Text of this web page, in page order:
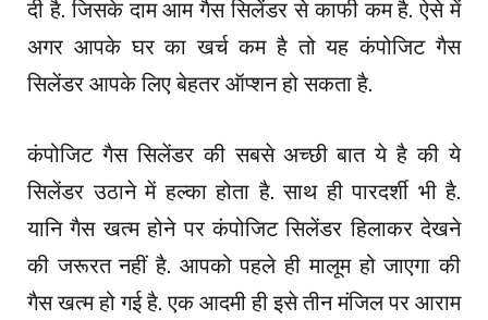
दी है. जिसके दाम आम गैस सिलेंडर से काफी कम है. ऐसे में
अगर आपके घर का खर्च कम है तो यह कंपोजिट गैस
सिलेंडर आपके लिए बेहतर ऑप्शन हो सकता है.
कंपोजिट गैस सिलेंडर की सबसे अच्छी बात ये है की ये
सिलेंडर उठाने में हल्का होता है. साथ ही पारदर्शी भी है.
यानि गैस खत्म होने पर कंपोजिट सिलेंडर हिलाकर देखने
की जरूरत नहीं है. आपको पहले ही मालूम हो जाएगा की
गैस खत्म हो गई है. एक आदमी ही इसे तीन मंजिल पर आराम